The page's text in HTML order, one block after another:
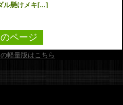
懸けメキ[...]
ページ
軽量版はこちら